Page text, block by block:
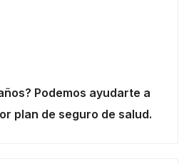
Podemos ayudarte a
plan de seguro de salud.